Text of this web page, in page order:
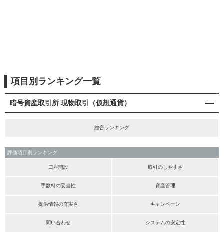
項目別ランキング一覧
暗号資産取引所 現物取引（仮想通貨）
総合ランキング
評価項目別ランキング
口座開設 取引のしやすさ
手数料の妥当性 資産管理
提供情報の充実さ キャンペーン
問い合わせ システムの安定性